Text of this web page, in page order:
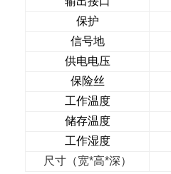
保护
信号地
供电电压
保险丝
工作温度
储存温度
工作湿度
尺寸（宽*高*深）